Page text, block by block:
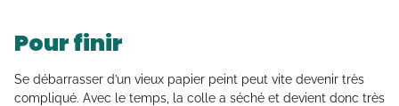
Pour finir
Se débarrasser d’un vieux papier peint peut vite devenir très
compliqué. Avec le temps, la colle a séché et devient donc très